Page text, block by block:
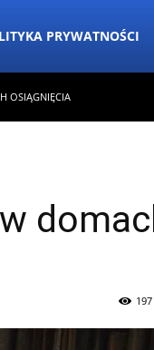
PRYWATNOŚCI
OSIĄGNIĘCIA
197